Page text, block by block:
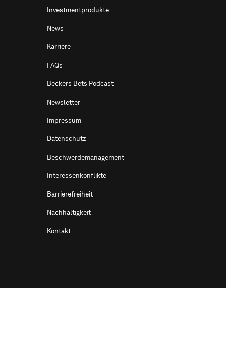
Investmentprodukte
News
Karriere
FAQs
Beckers Bets Podcast
Newsletter
Impressum
Datenschutz
Beschwerdemanagement
Interessenkonflikte
Barrierefreiheit
Nachhaltigkeit
Kontakt